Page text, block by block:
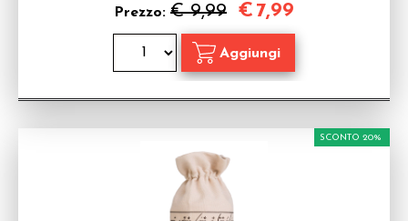
Prezzo: € 9,99 € 7,99
SCONTO 20%